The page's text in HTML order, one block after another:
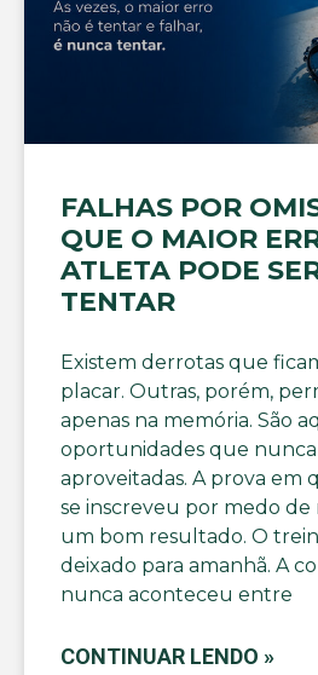
FALHAS POR
QUE O MAIOR
ATLETA PODE
TENTAR
Existem derrotas que
placar. Outras, porém,
apenas na memória. São
oportunidades que
aproveitadas. A prova em
se inscreveu por medo de
um bom resultado. O
deixado para amanhã. A
nunca aconteceu entre
CONTINUAR LENDO »